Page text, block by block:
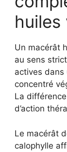
huiles
Un macérât
au sens
actives dans
concentré
La
d’action
Le macérât
calophylle